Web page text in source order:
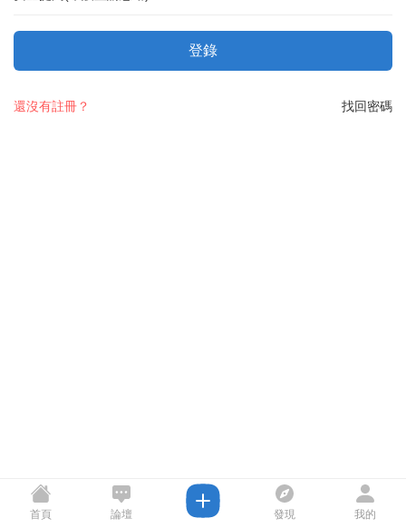
登錄
找回密碼
還沒有註冊？
首頁 論壇 發現 我的